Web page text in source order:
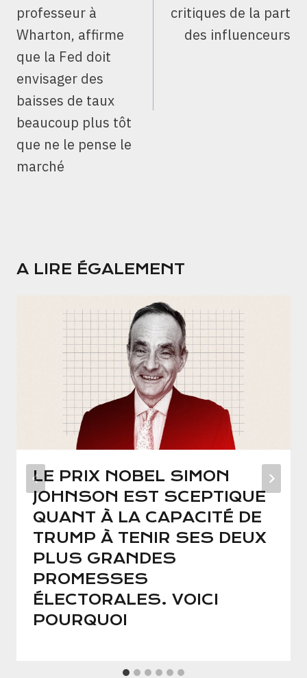
professeur à
Wharton, affirme
que la Fed doit
envisager des
baisses de taux
beaucoup plus tôt
que ne le pense le
marché
critiques de la part
des influenceurs
A LIRE ÉGALEMENT
LE PRIX NOBEL SIMON
JOHNSON EST SCEPTIQUE
QUANT À LA CAPACITÉ DE
TRUMP À TENIR SES DEUX
PLUS GRANDES
PROMESSES
ÉLECTORALES. VOICI
POURQUOI